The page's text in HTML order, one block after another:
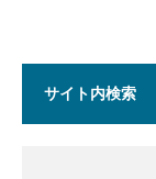
サイト内検索